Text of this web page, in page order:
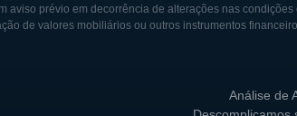
na história da Misonix foi a
anos 90, o que posicionou a
do setor de saúde, evidenciando a
aviso prévio em decorrência de alterações nas
de valores mobiliários ou outros instrumentos
Análise de